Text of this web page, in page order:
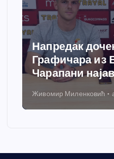
Напредак
Графичара из
Чарапани
Живомир Миленковић